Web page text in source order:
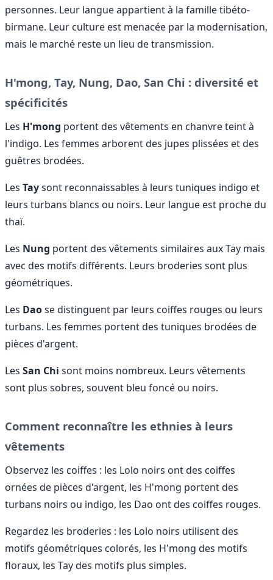
personnes. Leur langue appartient à la famille tibéto-
birmane. Leur culture est menacée par la modernisation,
mais le marché reste un lieu de transmission.
H'mong, Tay, Nung, Dao, San Chi : diversité et
spécificités
Les H'mong portent des vêtements en chanvre teint à
l'indigo. Les femmes arborent des jupes plissées et des
guêtres brodées.
Les Taysont reconnaissables à leurs tuniques indigo et
leurs turbans blancs ou noirs. Leur langue est proche du
thaï.
Les Nung portent des vêtements similaires aux Tay mais
avec des motifs différents. Leurs broderies sont plus
géométriques.
Les Daose distinguent par leurs coiffes rouges ou leurs
turbans. Les femmes portent des tuniques brodées de
pièces d'argent.
Les San Chi sont moins nombreux. Leurs vêtements
sont plus sobres, souvent bleu foncé ou noirs.
Comment reconnaître les ethnies à leurs
vêtements
Observez les coiffes : les Lolo noirs ont des coiffes
ornées de pièces d'argent, les H'mong portent des
turbans noirs ou indigo, les Dao ont des coiffes rouges.
Regardez les broderies : les Lolo noirs utilisent des
motifs géométriques colorés, les H'mong des motifs
floraux, les Tay des motifs plus simples.